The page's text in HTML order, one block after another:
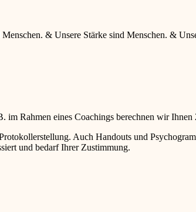
& Unsere Stärke sind Menschen. &
Rahmen eines Coachings berechnen wir
Auch Handouts und
und bedarf Ihrer Zustimmung.